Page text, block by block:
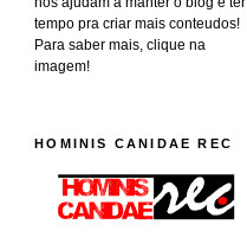
tempo pra criar mais conteudos!
Para saber mais, clique na
imagem!
HOMINIS CANIDAE REC